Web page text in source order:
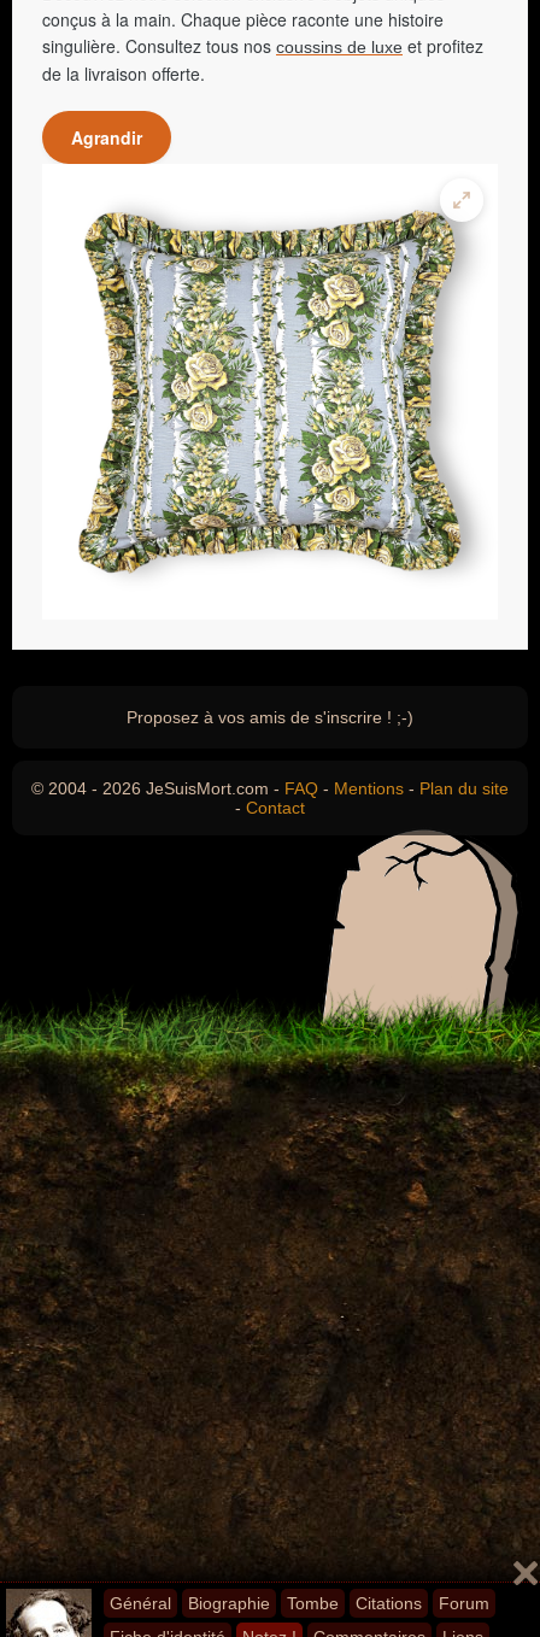
Général Biographie Tombe Citations
Forum
conçus à la main. Chaque pièce raconte une histoire
singulière. Consultez tous nos coussins de luxe et profitez
de la livraison offerte.
Agrandir
Proposez à vos amis de s'inscrire ! ;-)
© 2004 - 2026 JeSuisMort.com - FAQ - Mentions - Plan du site
- Contact